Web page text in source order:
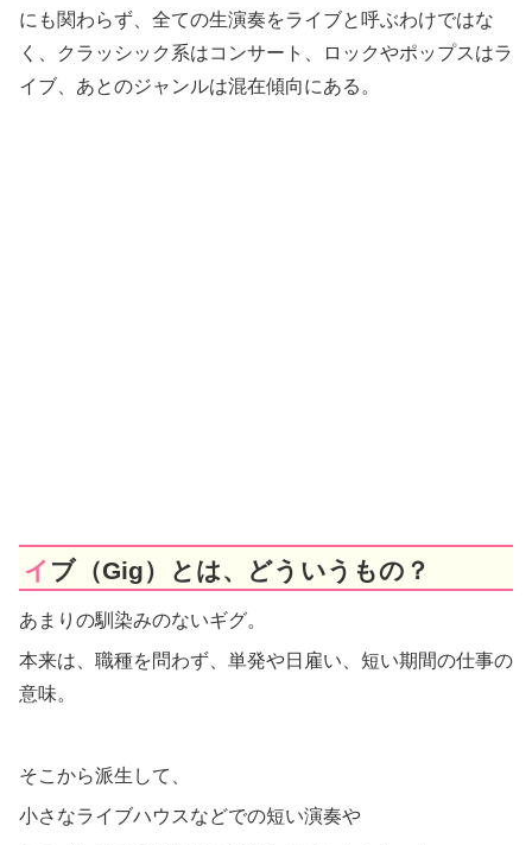
にも関わらず、全ての生演奏をライブと呼ぶわけではな
く、クラッシック系はコンサート、ロックやポップスはラ
イブ、あとのジャンルは混在傾向にある。
イブ（Gig）とは、どういうもの？
あまりの馴染みのないギグ。
本来は、職種を問わず、単発や日雇い、短い期間の仕事の
意味。
そこから派生して、
小さなライブハウスなどでの短い演奏や